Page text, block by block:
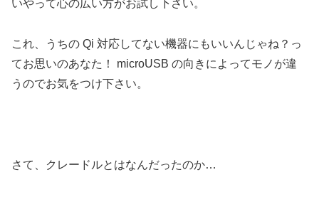
いやって心の広い方がお試し下さい。
これ、うちの Qi 対応してない機器にもいいんじゃね？っ
てお思いのあなた！ microUSB の向きによってモノが違
うのでお気をつけ下さい。
さて、クレードルとはなんだったのか…